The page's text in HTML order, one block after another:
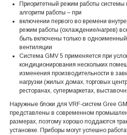
Приоритетный режим работы
алгоритм работы – при
включении первого во времени
режим работы (охлаждение/нагрев)
быть включены только в
вентиляции
Система GMV 5 применяется при
кондиционирования нескольких
изменения производительности в
нагрузки (жилых домах, торговых
ресторанах, супермаркетах,
Наружные блоки для VRF-систем Gree
представлены в современном
размерах, поэтому хорошо поддаются
установке. Приборы могут успешно